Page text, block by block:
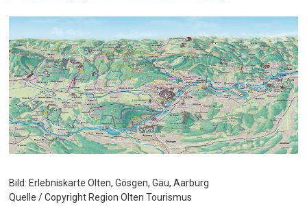
Bild: Erlebniskarte Olten, Gösgen, Gäu, Aarburg
Quelle / Copyright Region Olten Tourismus